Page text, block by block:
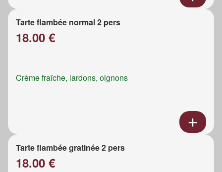
Tarte flambée normal 2 pers
18.00 €
Crème fraîche, lardons, oignons
Tarte flambée gratinée 2 pers
18.00 €